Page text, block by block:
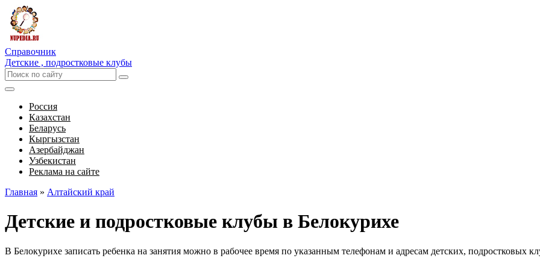
Справочник
Детские , подростковые клубы
Россия
Казахстан
Беларусь
Кыргызстан
Азербайджан
Узбекистан
Реклама на сайте
Главная » Алтайский край
Детские и подростковые клубы в Белокурихе
В Белокурихе записать ребенка на занятия можно в рабочее время по указанным телефонам и адресам детских, подростковых